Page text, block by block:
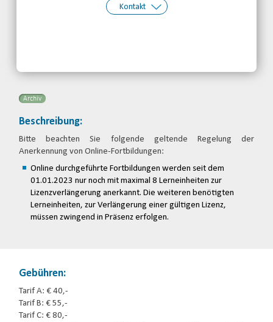
Kontakt
Email
Archiv
Beschreibung:
Bitte beachten Sie folgende geltende Regelung der
Anerkennung von Online-Fortbildungen:
Online durchgeführte Fortbildungen werden seit dem
01.01.2023 nur noch mit maximal 8 Lerneinheiten zur
Lizenzverlängerung anerkannt. Die weiteren benötigten
Lerneinheiten, zur Verlängerung einer gültigen Lizenz,
müssen zwingend in Präsenz erfolgen.
Gebühren:
Tarif A: € 40,-
Tarif B: € 55,-
Tarif C: € 80,-